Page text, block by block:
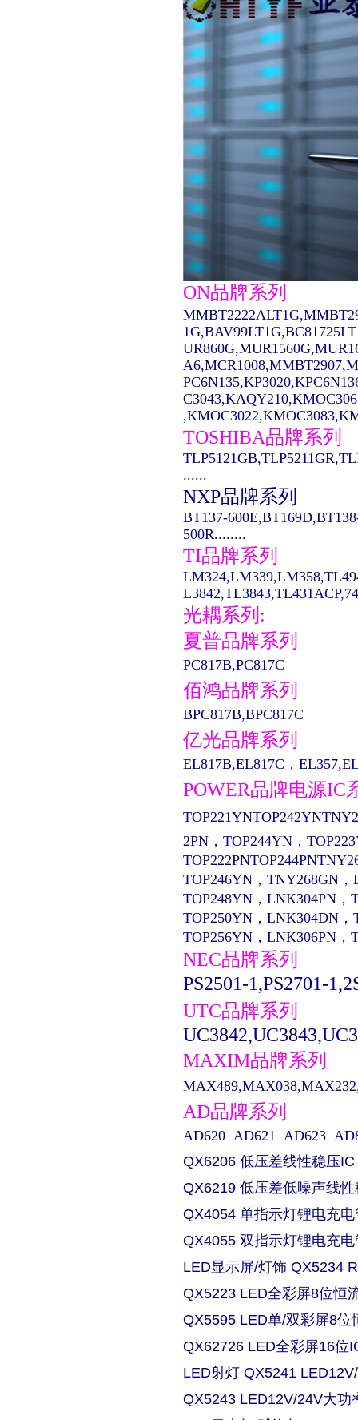
ON品牌系列
TOSHIBA品牌系列
......
NXP品牌系列
BT137-
500R........
TI品牌系列
光耦系列:
夏普品牌系列
PC817B,PC817C
佰鸿品牌系列
BPC817B,BPC817C
亿光品牌系列
EL817B,EL817C，
POWER品牌电源IC
2PN，TOP244YN，
TOP246YN，TNY268GN
TOP248YN，LNK304PN，
TOP250YN，LNK304DN，
TOP256YN，LNK306PN
NEC品牌系列
PS2501-1,PS2701-
UTC品牌系列
MAXIM品牌系列
AD品牌系列
AD620 AD621 AD623
QX6206 低压差线性稳压IC
QX6219 低压差低噪声线
QX4054 单指示灯锂电充
QX4055 双指示灯锂电充
LED显示屏/灯饰 QX5234
QX5223 LED全彩屏8位恒
QX5595 LED单/双彩屏8位
QX62726 LED全彩屏16位
LED射灯 QX5241
QX5243 LED12V/24V大